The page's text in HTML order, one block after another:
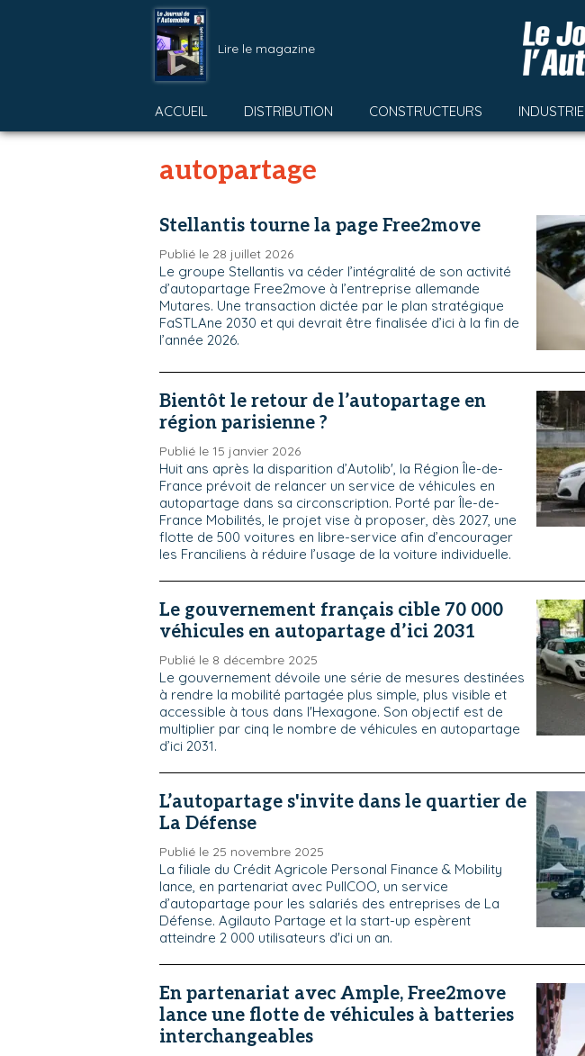
Lire le magazine
ACCUEIL DISTRIBUTION CONSTRUCTEURS INDUSTRIE
autopartage
Stellantis tourne la page Free2move
Publié le 28 juillet 2026
Le groupe Stellantis va céder l’intégralité de son activité
d’autopartage Free2move à l’entreprise allemande
Mutares. Une transaction dictée par le plan stratégique
FaSTLAne 2030 et qui devrait être finalisée d’ici à la fin de
l’année 2026.
Bientôt le retour de l’autopartage en
région parisienne ?
Publié le 15 janvier 2026
Huit ans après la disparition d’Autolib', la Région Île-de-
France prévoit de relancer un service de véhicules en
autopartage dans sa circonscription. Porté par Île-de-
France Mobilités, le projet vise à proposer, dès 2027, une
flotte de 500 voitures en libre-service afin d’encourager
les Franciliens à réduire l’usage de la voiture individuelle.
Le gouvernement français cible 70 000
véhicules en autopartage d’ici 2031
Publié le 8 décembre 2025
Le gouvernement dévoile une série de mesures destinées
à rendre la mobilité partagée plus simple, plus visible et
accessible à tous dans l'Hexagone. Son objectif est de
multiplier par cinq le nombre de véhicules en autopartage
d’ici 2031.
L’autopartage s'invite dans le quartier de
La Défense
Publié le 25 novembre 2025
La filiale du Crédit Agricole Personal Finance & Mobility
lance, en partenariat avec PullCOO, un service
d’autopartage pour les salariés des entreprises de La
Défense. Agilauto Partage et la start-up espèrent
atteindre 2 000 utilisateurs d'ici un an.
En partenariat avec Ample, Free2move
lance une flotte de véhicules à batteries
interchangeables